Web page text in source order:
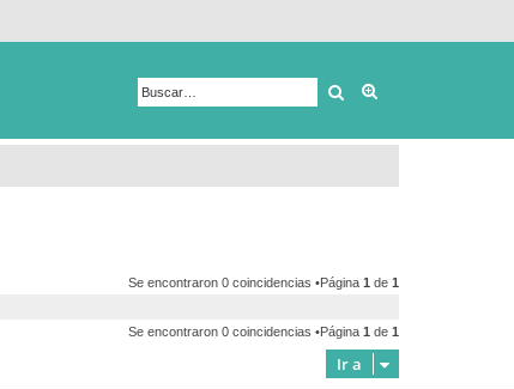
Buscar
Se encontraron 0 coincidencias •Página 1 de 1
Se encontraron 0 coincidencias •Página 1 de 1
Ir a